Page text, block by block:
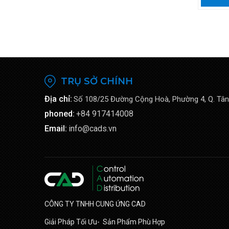
TRỤ SỞ CHÍNH
Địa chỉ: Số 108/25 Đường Cộng Hoà, Phường 4, Q.
phoned: +84 917414008
Email: info@cads.vn
CÔNG TY TNHH CUNG ỨNG CAD
Giải Pháp Tối Ưu- Sản Phẩm Phù Hợp